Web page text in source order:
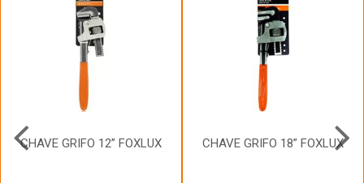
CHAVE GRIFO 12” FOXLUX CHAVE GRIFO 18” FOXLUX